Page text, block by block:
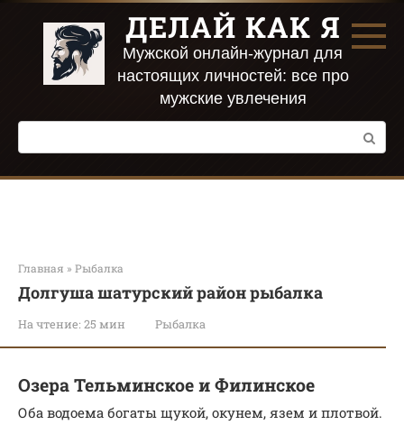
Перейти
контенту
ДЕЛАЙ КАК Я
Мужской онлайн-журнал для
настоящих личностей: все про
мужские увлечения
Поиск:
Главная » Рыбалка
Долгуша шатурский район рыбалка
На чтение: 25 мин Рыбалка
Озера Тельминское и Филинское
Оба водоема богаты щукой, окунем, язем и плотвой.